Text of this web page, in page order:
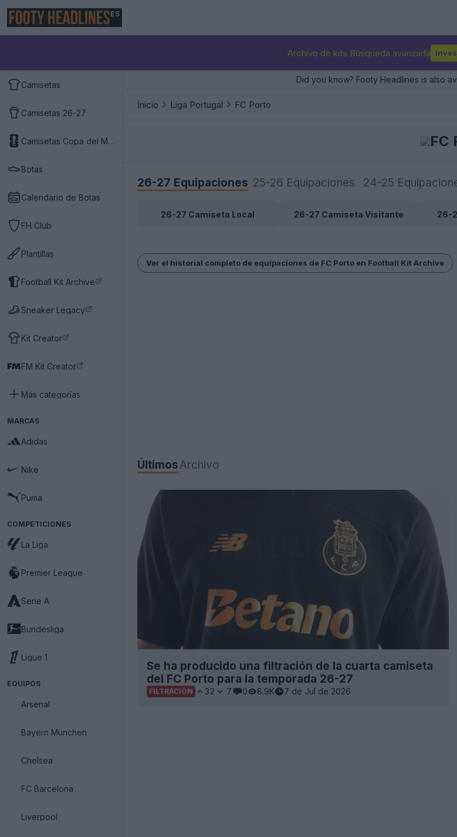
ES
Archivo de kits Búsqueda avanzada
Camisetas
Camisetas 26-27
Camisetas Copa del Mundo 2026
Botas
Calendario de Botas
FH Club
Plantillas
Football Kit Archive
Sneaker Legacy
Kit Creator
FM Kit Creator
Más categorías
MARCAS
Adidas
Nike
Puma
COMPETICIONES
La Liga
Premier League
Serie A
Bundesliga
Ligue 1
EQUIPOS
Arsenal
Bayern München
Chelsea
FC Barcelona
Liverpool
Did you know? Footy Headlines is also
Inicio Liga Portugal FC Porto
FC
26-27 Equipaciones 25-26 Equipaciones 24-25
26-27 Camiseta Local 26-27 Camiseta Visitante 26-
Ver el historial completo de equipaciones de FC Porto en Football Kit Archive
ÚltimosArchivo
Se ha producido una filtración de la cuarta camiseta
del FC Porto para la temporada 26-27
FILTRACIÓN 32 7 0 8.9K 7 de Jul de 2026